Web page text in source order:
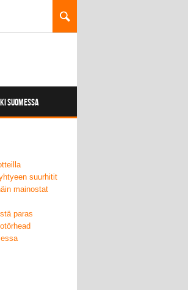
SUOMESSA
suurhitit
mainostat
paras